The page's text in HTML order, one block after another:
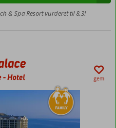
& Spa Resort vurderet til 8,3!
-Hotel gem